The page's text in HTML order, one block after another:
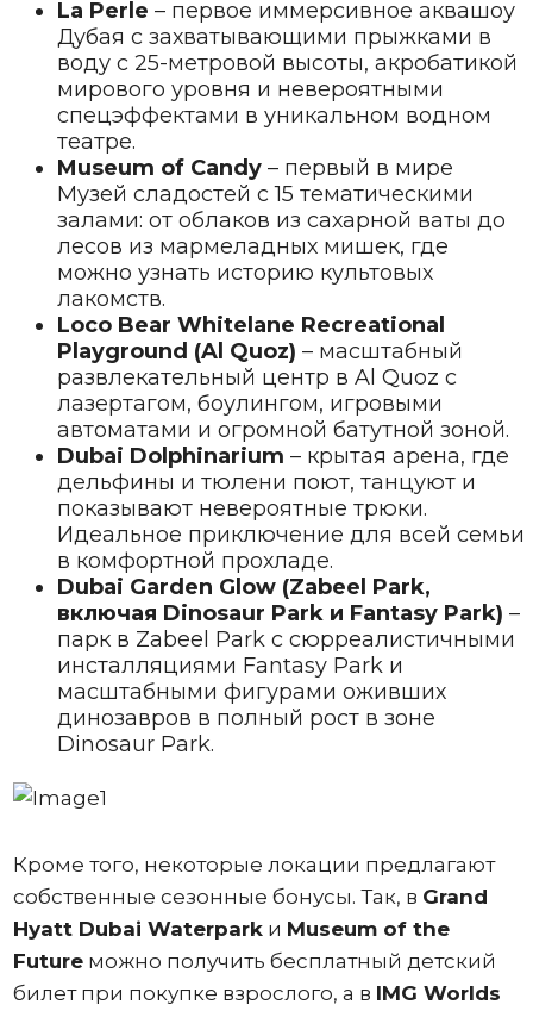
La Perle – первое иммерсивное аквашоу
Дубая с захватывающими прыжками в
воду с 25-метровой высоты, акробатикой
мирового уровня и невероятными
спецэффектами в уникальном водном
театре.
Museum of Candy– первый в мире
Музей сладостей с 15 тематическими
залами: от облаков из сахарной ваты до
лесов из мармеладных мишек, где
можно узнать историю культовых
лакомств.
Loco Bear Whitelane Recreational
Playground (Al Quoz) – масштабный
развлекательный центр в Al Quoz с
лазертагом, боулингом, игровыми
автоматами и огромной батутной зоной.
Dubai Dolphinarium – крытая арена, где
дельфины и тюлени поют, танцуют и
показывают невероятные трюки.
Идеальное приключение для всей семьи
в комфортной прохладе.
Dubai Garden Glow (Zabeel Park,
включая Dinosaur Park и Fantasy Park) –
парк в Zabeel Park с сюрреалистичными
инсталляциями Fantasy Park и
масштабными фигурами оживших
динозавров в полный рост в зоне
Dinosaur Park.
Кроме того, некоторые локации предлагают
собственные сезонные бонусы. Так, в Grand
Hyatt Dubai Waterparkи Museum of the
Futureможно получить бесплатный детский
билет при покупке взрослого, а в IMG Worlds